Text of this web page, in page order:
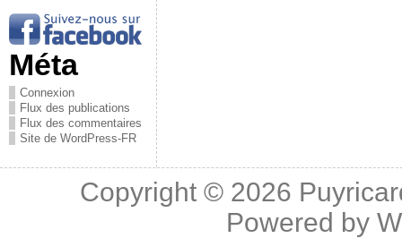
Méta
Connexion
Flux des publications
Flux des commentaires
Site de WordPress-FR
Copyright © 2026
Powered by